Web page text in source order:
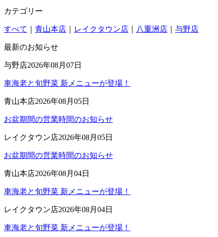
カテゴリー
すべて 青山本店 レイクタウン店 八重洲店 与野店
最新のお知らせ
与野店2026年08月07日
車海老と旬野菜 新メニューが登場！
青山本店2026年08月05日
お盆期間の営業時間のお知らせ
レイクタウン店2026年08月05日
お盆期間の営業時間のお知らせ
青山本店2026年08月04日
車海老と旬野菜 新メニューが登場！
レイクタウン店2026年08月04日
車海老と旬野菜 新メニューが登場！